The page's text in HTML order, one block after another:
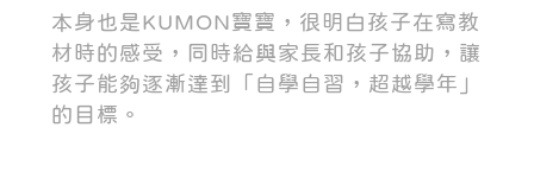
本身也是KUMON寶寶，很明白孩子在寫教
材時的感受，同時給與家長和孩子協助，讓
孩子能夠逐漸達到「自學自習，超越學年」
的目標。